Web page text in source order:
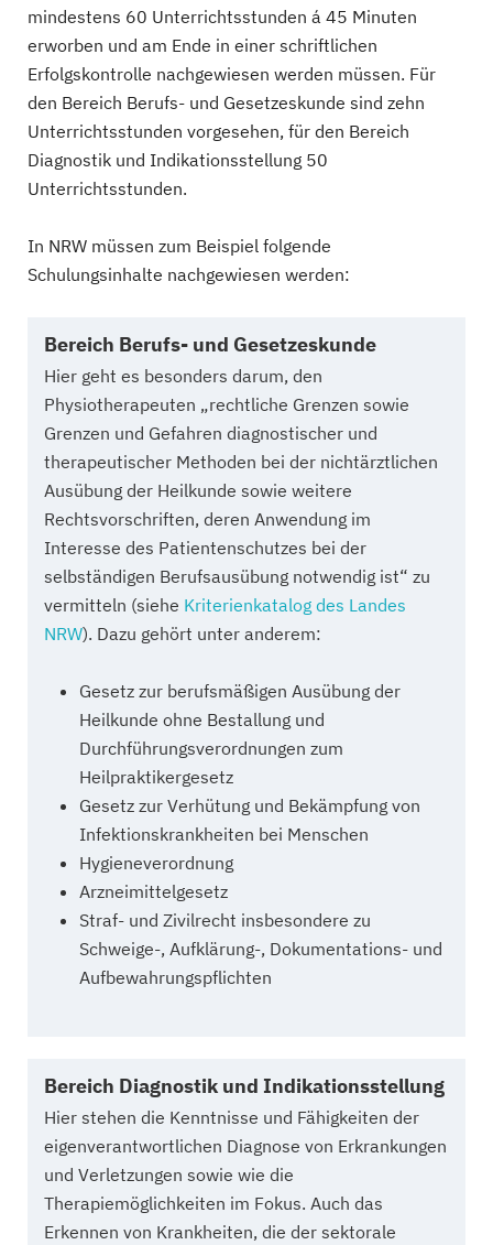
mindestens 60 Unterrichtsstunden á 45 Minuten
erworben und am Ende in einer schriftlichen
Erfolgskontrolle nachgewiesen werden müssen. Für
den Bereich Berufs- und Gesetzeskunde sind zehn
Unterrichtsstunden vorgesehen, für den Bereich
Diagnostik und Indikationsstellung 50
Unterrichtsstunden.
In NRW müssen zum Beispiel folgende
Schulungsinhalte nachgewiesen werden:
Bereich Berufs- und Gesetzeskunde
Hier geht es besonders darum, den
Physiotherapeuten „rechtliche Grenzen sowie
Grenzen und Gefahren diagnostischer und
therapeutischer Methoden bei der nichtärztlichen
Ausübung der Heilkunde sowie weitere
Rechtsvorschriften, deren Anwendung im
Interesse des Patientenschutzes bei der
selbständigen Berufsausübung notwendig ist“ zu
vermitteln (siehe Kriterienkatalog des Landes
NRW). Dazu gehört unter anderem:
Gesetz zur berufsmäßigen Ausübung der
Heilkunde ohne Bestallung und
Durchführungsverordnungen zum
Heilpraktikergesetz
Gesetz zur Verhütung und Bekämpfung von
Infektionskrankheiten bei Menschen
Hygieneverordnung
Arzneimittelgesetz
Straf- und Zivilrecht insbesondere zu
Schweige-, Aufklärung-, Dokumentations- und
Aufbewahrungspflichten
Bereich Diagnostik und Indikationsstellung
Hier stehen die Kenntnisse und Fähigkeiten der
eigenverantwortlichen Diagnose von Erkrankungen
und Verletzungen sowie wie die
Therapiemöglichkeiten im Fokus. Auch das
Erkennen von Krankheiten, die der sektorale